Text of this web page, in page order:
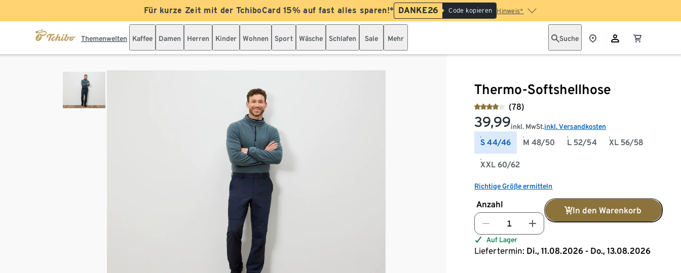
Für kurze Zeit mit der TchiboCard 15% auf fast alles sparen!* DANKE26 Code kopieren Hinweis*
Themenwelten Kaffee Damen Herren Kinder Wohnen Sport Wäsche Schlafen Sale Mehr Suche
Thermo-Softshellhose
(78)
39,99inkl. MwSt.inkl. Versandkosten
S 44/46 M 48/50 L 52/54 XL 56/58
XXL 60/62
Richtige Größe ermitteln
Anzahl
In den Warenkorb
Auf Lager
Liefertermin: Di., 11.08.2026 - Do., 13.08.2026